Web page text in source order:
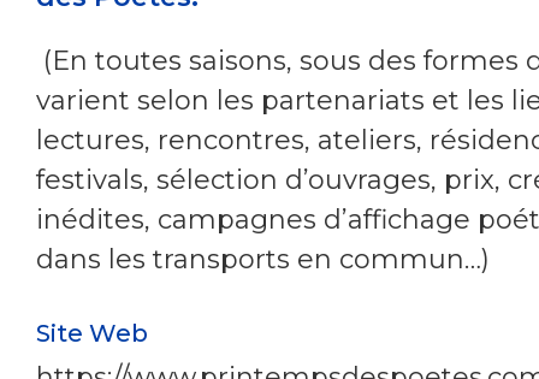
(En toutes saisons, sous des formes
varient selon les partenariats et les
lectures, rencontres, ateliers,
festivals, sélection d’ouvrages, prix,
inédites, campagnes d’affichage
dans les transports en commun…)
Site Web